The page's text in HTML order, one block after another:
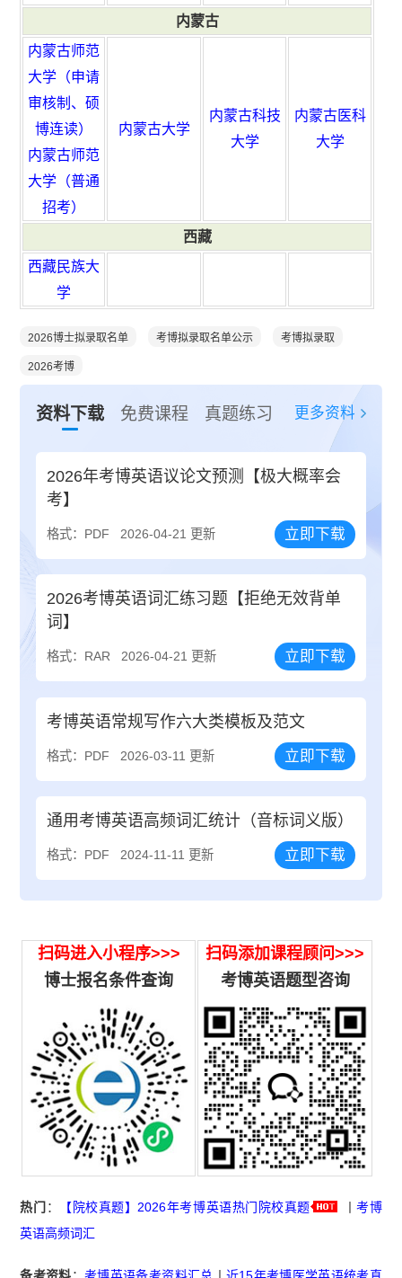
内蒙古
内蒙古师范
大学（申请
审核制、硕
博连读）
内蒙古师范
大学（普通
招考）
内蒙古大学
内蒙古科技
大学
内蒙古医科
大学
西藏
西藏民族大
学
2026博士拟录取名单 考博拟录取名单公示 考博拟录取
2026考博
资料下载 免费课程 真题练习 更多资料
2026年考博英语议论文预测【极大概率会
考】
格式：PDF 2026-04-21 更新 立即下载
2026考博英语词汇练习题【拒绝无效背单
词】
格式：RAR 2026-04-21 更新 立即下载
考博英语常规写作六大类模板及范文
格式：PDF 2026-03-11 更新 立即下载
通用考博英语高频词汇统计（音标词义版）
格式：PDF 2024-11-11 更新 立即下载
扫码进入小程序>>>
博士报名条件查询
扫码添加课程顾问>>>
考博英语题型咨询
热门 ： 【院校真题】2026年考博英语热门院校真题 丨考博
英语高频词汇
备考资料：考博英语备考资料汇总 丨 近15年考博医学英语统考真